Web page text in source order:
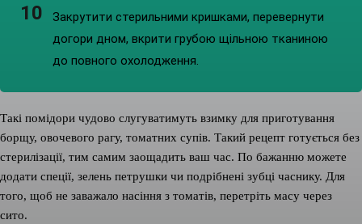
Закрутити стерильними кришками, перевернути
догори дном, вкрити грубою щільною тканиною
до повного охолодження.
Такі помідори чудово слугуватимуть взимку для приготування
борщу, овочевого рагу, томатних супів. Такий рецепт готується без
стерилізації, тим самим заощадить ваш час. По бажанню можете
додати спеції, зелень петрушки чи подрібнені зубці часнику. Для
того, щоб не заважало насіння з томатів, перетріть масу через
сито.